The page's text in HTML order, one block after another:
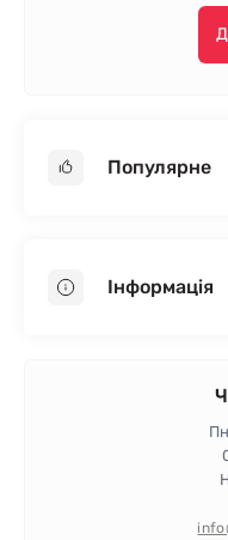
Популярне
Пінопласт
Інформація
Гарантія та
Політика